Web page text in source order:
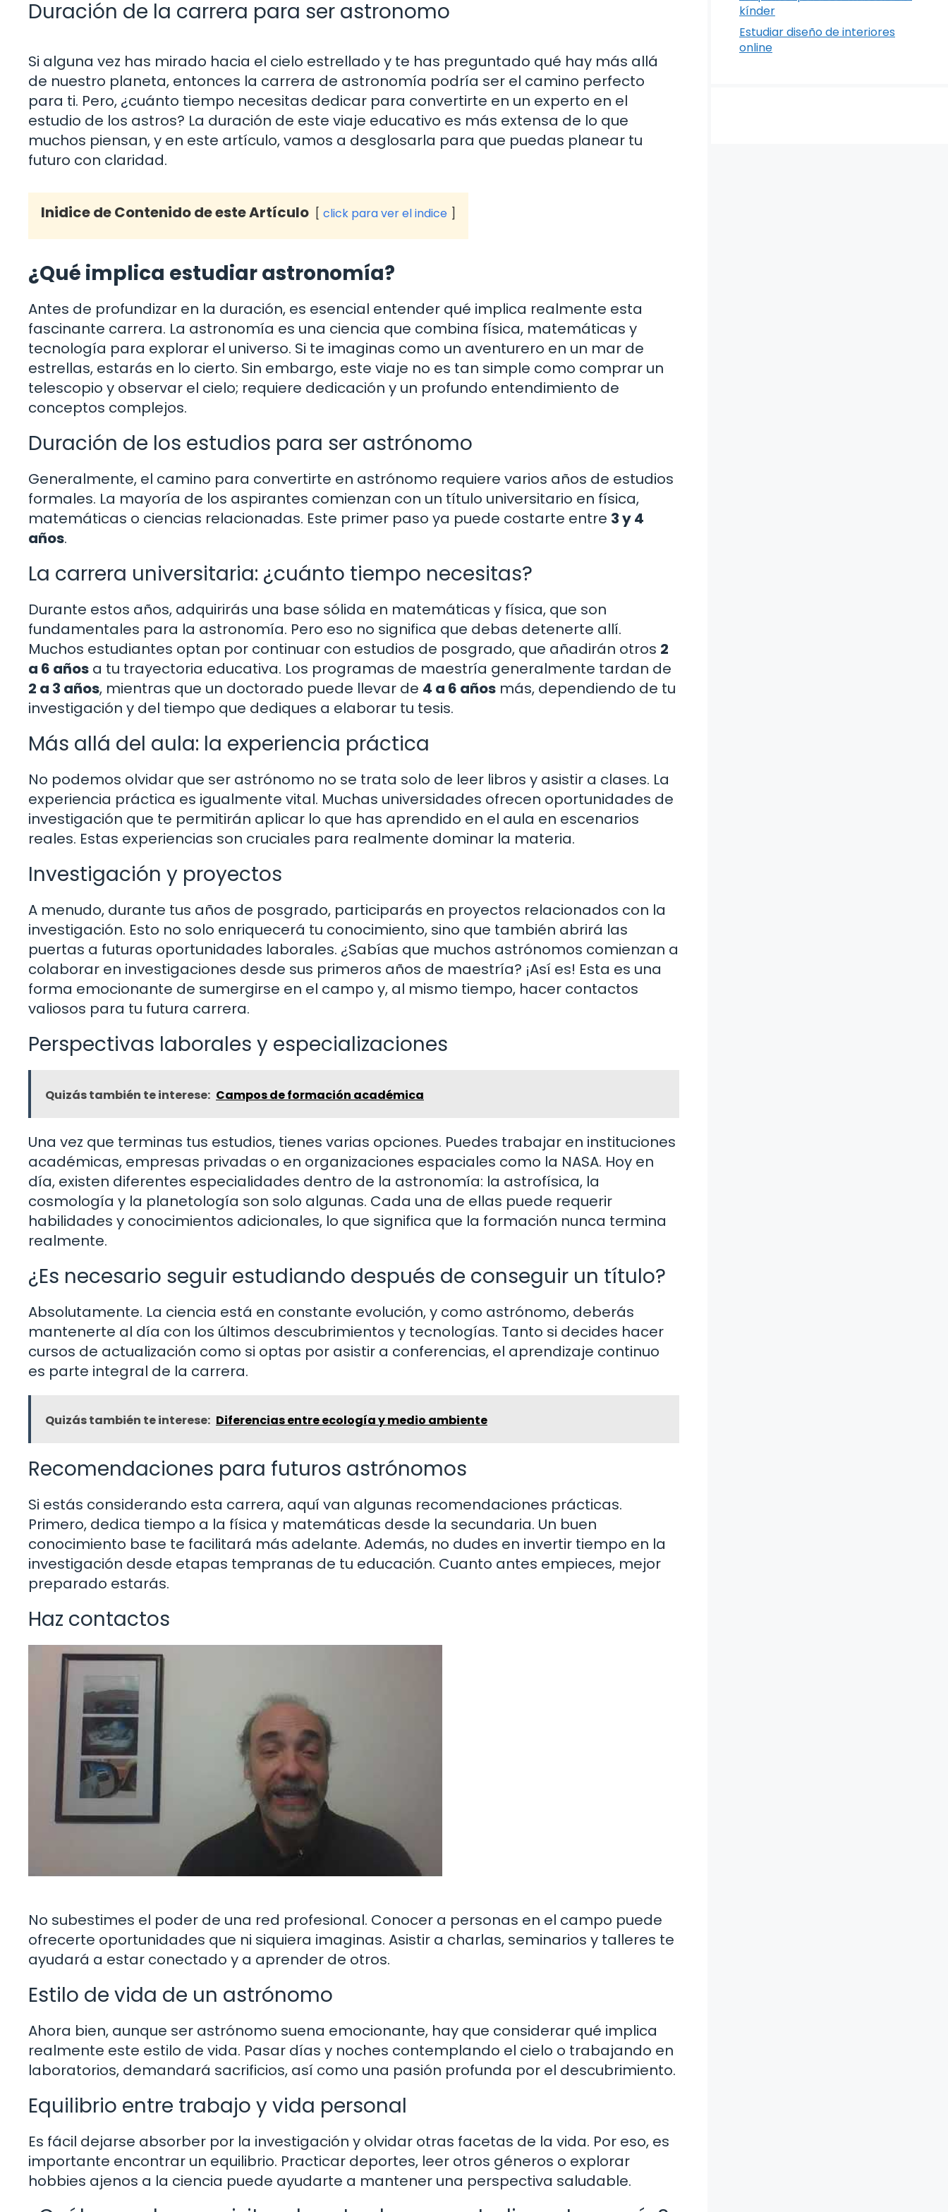
Duración de la carrera para ser astronomo
Si alguna vez has mirado hacia el cielo estrellado y te has preguntado qué hay más allá
de nuestro planeta, entonces la carrera de astronomía podría ser el camino perfecto
para ti. Pero, ¿cuánto tiempo necesitas dedicar para convertirte en un experto en el
estudio de los astros? La duración de este viaje educativo es más extensa de lo que
muchos piensan, y en este artículo, vamos a desglosarla para que puedas planear tu
futuro con claridad.
Inidice de Contenido de este Artículo click para ver el indice
¿Qué implica estudiar astronomía?
Antes de profundizar en la duración, es esencial entender qué implica realmente esta
fascinante carrera. La astronomía es una ciencia que combina física, matemáticas y
tecnología para explorar el universo. Si te imaginas como un aventurero en un mar de
estrellas, estarás en lo cierto. Sin embargo, este viaje no es tan simple como comprar un
telescopio y observar el cielo; requiere dedicación y un profundo entendimiento de
conceptos complejos.
Duración de los estudios para ser astrónomo
Generalmente, el camino para convertirte en astrónomo requiere varios años de estudios
formales. La mayoría de los aspirantes comienzan con un título universitario en física,
matemáticas o ciencias relacionadas. Este primer paso ya puede costarte entre 3 y 4
años.
La carrera universitaria: ¿cuánto tiempo necesitas?
Durante estos años, adquirirás una base sólida en matemáticas y física, que son
fundamentales para la astronomía. Pero eso no significa que debas detenerte allí.
Muchos estudiantes optan por continuar con estudios de posgrado, que añadirán otros 2
a 6 años a tu trayectoria educativa. Los programas de maestría generalmente tardan de
2 a 3 años, mientras que un doctorado puede llevar de 4 a 6 años más, dependiendo de tu
investigación y del tiempo que dediques a elaborar tu tesis.
Más allá del aula: la experiencia práctica
No podemos olvidar que ser astrónomo no se trata solo de leer libros y asistir a clases. La
experiencia práctica es igualmente vital. Muchas universidades ofrecen oportunidades de
investigación que te permitirán aplicar lo que has aprendido en el aula en escenarios
reales. Estas experiencias son cruciales para realmente dominar la materia.
Investigación y proyectos
A menudo, durante tus años de posgrado, participarás en proyectos relacionados con la
investigación. Esto no solo enriquecerá tu conocimiento, sino que también abrirá las
puertas a futuras oportunidades laborales. ¿Sabías que muchos astrónomos comienzan a
colaborar en investigaciones desde sus primeros años de maestría? ¡Así es! Esta es una
forma emocionante de sumergirse en el campo y, al mismo tiempo, hacer contactos
valiosos para tu futura carrera.
Perspectivas laborales y especializaciones
Quizás también te interese: Campos de formación académica
Una vez que terminas tus estudios, tienes varias opciones. Puedes trabajar en instituciones
académicas, empresas privadas o en organizaciones espaciales como la NASA. Hoy en
día, existen diferentes especialidades dentro de la astronomía: la astrofísica, la
cosmología y la planetología son solo algunas. Cada una de ellas puede requerir
habilidades y conocimientos adicionales, lo que significa que la formación nunca termina
realmente.
¿Es necesario seguir estudiando después de conseguir un título?
Absolutamente. La ciencia está en constante evolución, y como astrónomo, deberás
mantenerte al día con los últimos descubrimientos y tecnologías. Tanto si decides hacer
cursos de actualización como si optas por asistir a conferencias, el aprendizaje continuo
es parte integral de la carrera.
Quizás también te interese: Diferencias entre ecología y medio ambiente
Recomendaciones para futuros astrónomos
Si estás considerando esta carrera, aquí van algunas recomendaciones prácticas.
Primero, dedica tiempo a la física y matemáticas desde la secundaria. Un buen
conocimiento base te facilitará más adelante. Además, no dudes en invertir tiempo en la
investigación desde etapas tempranas de tu educación. Cuanto antes empieces, mejor
preparado estarás.
Haz contactos
No subestimes el poder de una red profesional. Conocer a personas en el campo puede
ofrecerte oportunidades que ni siquiera imaginas. Asistir a charlas, seminarios y talleres te
ayudará a estar conectado y a aprender de otros.
Estilo de vida de un astrónomo
Ahora bien, aunque ser astrónomo suena emocionante, hay que considerar qué implica
realmente este estilo de vida. Pasar días y noches contemplando el cielo o trabajando en
laboratorios, demandará sacrificios, así como una pasión profunda por el descubrimiento.
Equilibrio entre trabajo y vida personal
Es fácil dejarse absorber por la investigación y olvidar otras facetas de la vida. Por eso, es
importante encontrar un equilibrio. Practicar deportes, leer otros géneros o explorar
hobbies ajenos a la ciencia puede ayudarte a mantener una perspectiva saludable.
kínder
Estudiar diseño de interiores
online